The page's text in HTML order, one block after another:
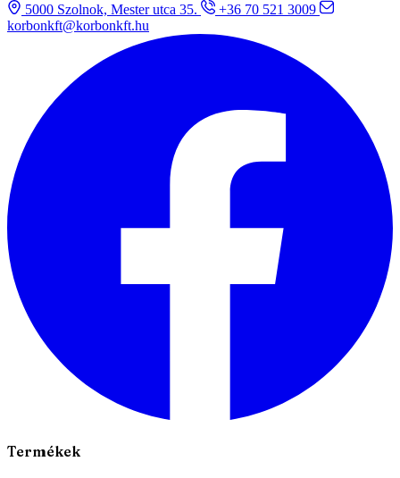
5000 Szolnok, Mester utca 35.
+36 70 521 3009
korbonkft@korbonkft.hu
Termékek